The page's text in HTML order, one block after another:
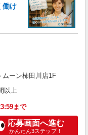
働け
ーン柿田川店1F
以上
まで
応募画面へ進む
かんたん3ステップ！